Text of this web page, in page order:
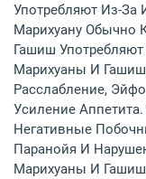
Употребляют Из-За
Марихуану Обычно
Гашиш
Марихуаны И
Расслабление,
Усиление
Негативные
Паранойя И
Марихуаны И